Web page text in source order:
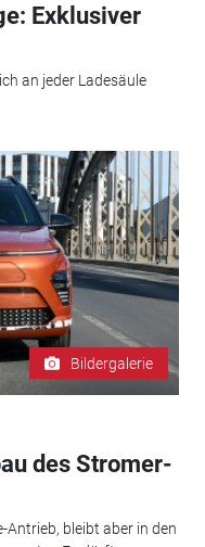
Exklusiver
an jeder Ladesäule
Bildergalerie
des Stromer-
bleibt aber in den